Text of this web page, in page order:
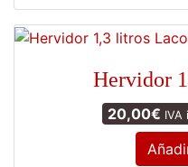
Hervidor
20,00€ IVA